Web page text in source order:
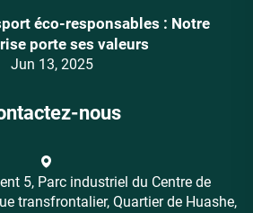
éco-responsables : Notre
porte ses valeurs
Jun 13, 2025
nous
5, Parc industriel du Centre de
transfrontalier, Quartier de Huashe,